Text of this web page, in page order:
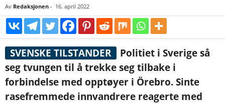
Av Redaksjonen - 16. april 2022
SVENSKE TILSTANDER
Politiet i Sverige så
seg tvungen til å trekke seg tilbake i
forbindelse med opptøyer i Örebro. Sinte
rasefremmede innvandrere reagerte med